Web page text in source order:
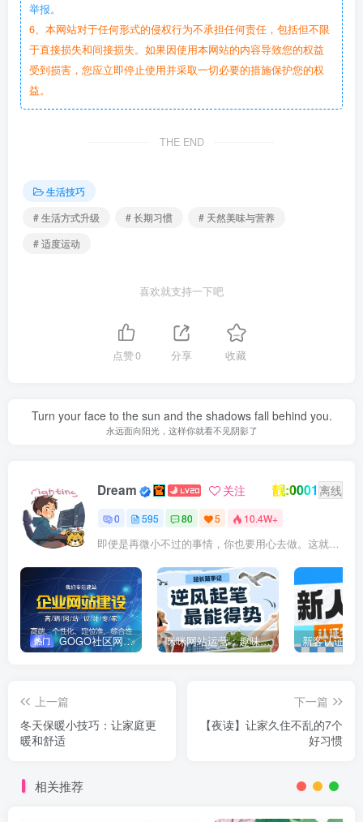
举报。
6、本网站对于任何形式的侵权行为不承担任何责任，包括但不限
于直接损失和间接损失。如果因使用本网站的内容导致您的权益
受到损害，您应立即停止使用并采取一切必要的措施保护您的权
益。
THE END
生活技巧
# 生活方式升级
# 长期习惯
# 天然美味与营养
# 适度运动
喜欢就支持一下吧
点赞0 分享 收藏
Turn your face to the sun and the shadows fall behind you.
永远面向阳光，这样你就看不见阴影了
Dream 关注 靓:0001 离线
0 595 80 5 10.4W+
即便是再微小不过的事情，你也要用心去做。这就是成功的秘密
热门 GOGO社区网站搭建(自助服务) 咪咪网站运营：趣味性悄悄飘起的成功风头 新客认证优
上一篇
冬天保暖小技巧：让家庭更
暖和舒适
下一篇
【夜读】让家久住不乱的7个
好习惯
相关推荐